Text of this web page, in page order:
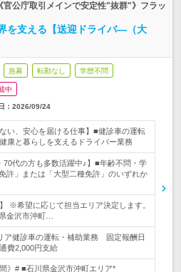
官公庁取引メインで安定性"抜群"》フラッ
を支える【送迎ドライバ―（大
急募 転勤なし 学歴不問
中
： 2026/09/24
い、安心を届ける仕事】■健診車の運転
康と暮らしを支えるドライバー業務
70代の方も多数活躍中♪】■年齢不問・学
許」または「大型二種免許」のいずれか
※希望に応じて担当エリア決定します。
金沢市沖町…
ア健診車の運転・補助業務 固定報酬日
費2,000円支給
》# ■石川県金沢市沖町エリア*